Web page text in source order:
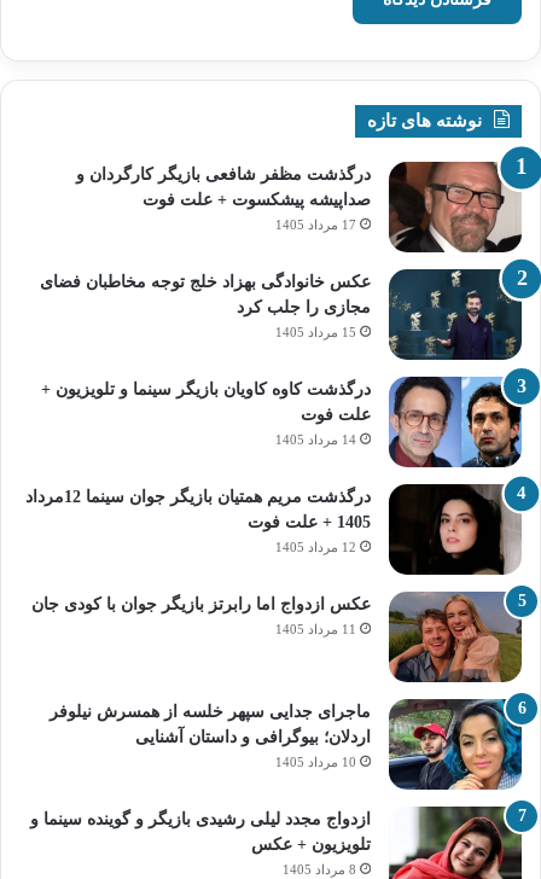
نوشته های تازه
درگذشت مظفر شافعی بازیگر کارگردان و
صداپیشه پیشکسوت + علت فوت
17 مرداد 1405
عکس خانوادگی بهزاد خلج توجه مخاطبان فضای
مجازی را جلب کرد
15 مرداد 1405
درگذشت کاوه کاویان بازیگر سینما و تلویزیون +
علت فوت
14 مرداد 1405
درگذشت مریم همتیان بازیگر جوان سینما 12مرداد
1405 + علت فوت
12 مرداد 1405
عکس ازدواج اما رابرتز بازیگر جوان با کودی جان
11 مرداد 1405
ماجرای جدایی سپهر خلسه از همسرش نیلوفر
اردلان؛ بیوگرافی و داستان آشنایی
10 مرداد 1405
ازدواج مجدد لیلی رشیدی بازیگر و گوینده سینما و
تلویزیون + عکس
8 مرداد 1405